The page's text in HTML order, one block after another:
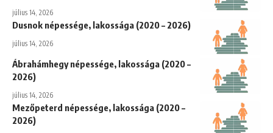
július 14, 2026
Dusnok népessége, lakossága (2020 – 2026)
július 14, 2026
Ábrahámhegy népessége, lakossága (2020 –
2026)
július 14, 2026
Mezőpeterd népessége, lakossága (2020 –
2026)